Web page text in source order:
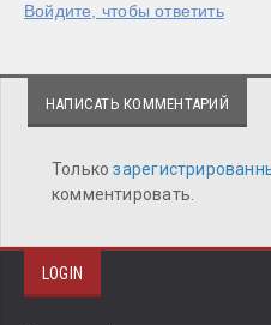
Войдите, чтобы ответить
НАПИСАТЬ КОММЕНТАРИЙ
Только
комментировать.
LOGIN